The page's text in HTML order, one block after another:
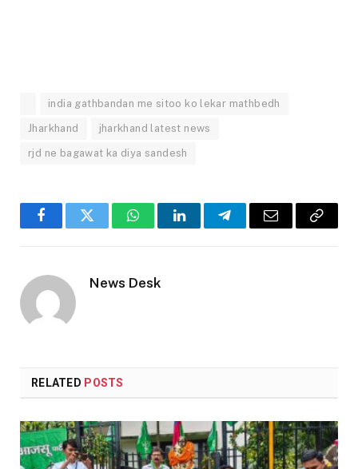
india gathbandan me sitoo ko lekar mathbedh
Jharkhand jharkhand latest news
rjd ne bagawat ka diya sandesh
FacebookTwitter WhatsAppLinkedInTelegramEmail
Copy
News Desk
RELATED POSTS